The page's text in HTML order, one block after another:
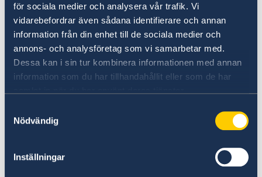
för sociala medier och analysera vår trafik. Vi
vidarebefordrar även sådana identifierare och annan
information från din enhet till de sociala medier och
annons- och analysföretag som vi samarbetar med.
Dessa kan i sin tur kombinera informationen med annan
information som du har tillhandahållit eller som de har
Nödvändig
Inställningar
hjälp om du blir sjuk, skadad eller behöver
sjuktransport till Sverige.
Senast uppdaterad 03 maj 2024, 10.15
Se till att vara försäkrad
Här finns grundläggande information som
gäller för alla länder. I vissa länder gäller
ambassad för mer information.